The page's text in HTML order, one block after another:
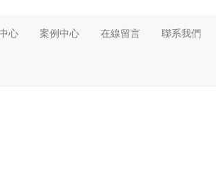
心 案例中心 在線留言 聯系我們